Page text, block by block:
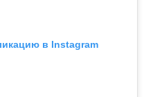
в Instagram